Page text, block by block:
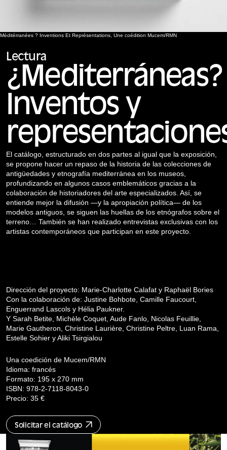
Méditérranées ? Inventions Et Représentations, Une coédition Mucem/RMN
Lectura
¿Mediterráneas?
Inventos y
El catálogo, estructurado en dos partes al igual que la exposición,
se propone hacer un repaso de la historia de las colecciones de
antigüedades y etnografía mediterránea en los museos,
profundizando en algunos casos emblemáticos gracias a la
colaboración de historiadores del arte especializados. Así, se
entiende mejor la difusión —y la apropiación política— de los
modelos antiguos, se siguen las huellas de los etnógrafos sobre el
terreno… También se han realizado entrevistas exclusivas con los
artistas contemporáneos que participan en este proyecto.
Dirección del proyecto: Marie-Charlotte Calafat y Raphaël Bories
Con la colaboración de: Justine Bohbote, Camille Faucourt,
Enguerrand Lascols y Hélia Paukner.
Y Sarah Betite, Michèle Coquet, Aude Fanlo, Nicolas Feuillie,
Marie Gautheron, Christine Laurière, Christine Peltre, Luan Rama,
Estelle Sohier y Aliki Tsirgialou
Una coedición de Mucem/RMN
Idioma: francés
Formato: 195 x 270 mm
ISBN: 978-2-7118-8043-0
Precio: 35 €
Solicitar el catálogo